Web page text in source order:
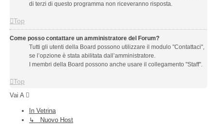
di terzi di questo programma non riceveranno risposta.
Top
Come posso contattare un amministratore del Forum?
Tutti gli utenti della Board possono utilizzare il modulo "Contattaci",
se l’opzione è stata abilitata dall’amministratore.
I membri della Board possono anche usare il collegamento "Staff".
Top
Vai A
In Vetrina
↳ Nuovo Host